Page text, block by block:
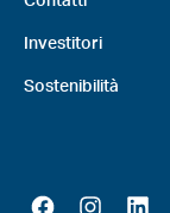
Investitori
Sostenibilità